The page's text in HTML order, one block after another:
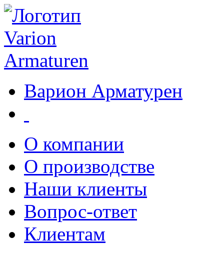
Варион Арматурен
О компании
О производстве
Наши клиенты
Вопрос-ответ
Клиентам